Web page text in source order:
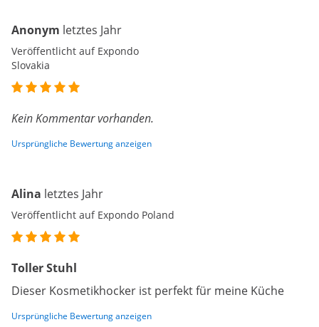
Anonym letztes Jahr
Veröffentlicht auf Expondo
Slovakia
Kein Kommentar vorhanden.
Ursprüngliche Bewertung anzeigen
Alina letztes Jahr
Veröffentlicht auf Expondo Poland
Toller Stuhl
Dieser Kosmetikhocker ist perfekt für meine Küche
Ursprüngliche Bewertung anzeigen